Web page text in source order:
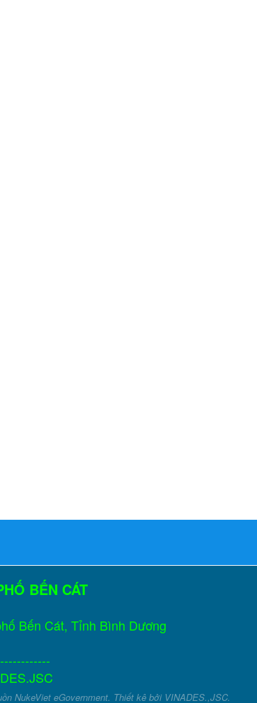
BẾN CÁT
Bến Cát, Tỉnh Bình Dương
NukeViet eGovernment. Thiết kê bởi VINADES.,JSC.